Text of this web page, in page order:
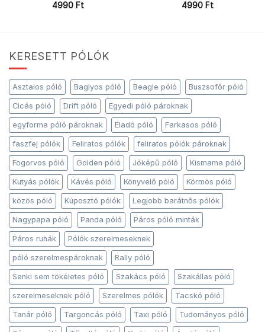
4990 Ft 4990 Ft
KERESETT PÓLÓK
Asztalos póló Baglyos póló Beagle póló Buszsofőr póló
Cicás póló Drift póló Egyedi póló pároknak
egyforma póló pároknak Eladó póló Farkasos póló
faszfej pólók Feliratos pólók feliratos pólók pároknak
Fogorvos póló Golden póló Jóképű póló Kismama póló
Kutyás pólók Kávés póló Könyvelő póló Körmös póló
közös póló Kúposztó pólók Legjobb barátnős pólók
Nagypapa póló Panda póló Páros póló minták
Páros ruhák Pólók szerelmeseknek
póló szerelmespároknak Rally póló
Senki sem tökéletes póló Szakács póló Szakállas póló
szerelmeseknek póló Szerelmes pólók Tacskó póló
Tanár póló Targoncás póló Taxi póló Tudományos póló